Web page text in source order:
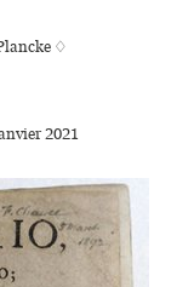
♢
2021